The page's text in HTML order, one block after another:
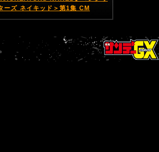
ーズ ネイキッド＞第1集 CM